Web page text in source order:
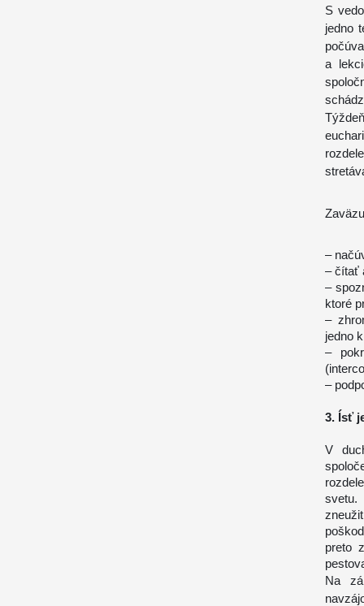
S
jedno
a
–
– čítať
–
ktoré
–
jedno
–
(
–
3. Ísť
V
preto
Na